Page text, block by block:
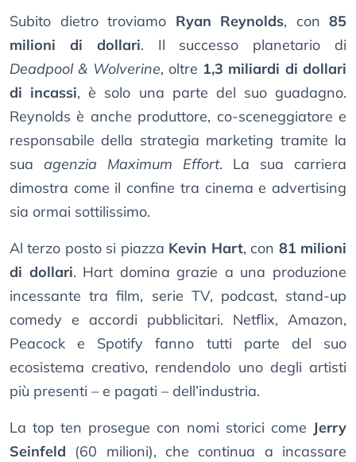
Subito dietro troviamo Ryan Reynolds, con 85
milioni di dollari. Il successo planetario di
Deadpool & Wolverine, oltre 1,3 miliardi di dollari
di incassi, è solo una parte del suo guadagno.
Reynolds è anche produttore, co-sceneggiatore e
responsabile della strategia marketing tramite la
sua agenzia Maximum Effort. La sua carriera
dimostra come il confine tra cinema e advertising
sia ormai sottilissimo.
Al terzo posto si piazza Kevin Hart, con 81 milioni
di dollari. Hart domina grazie a una produzione
incessante tra film, serie TV, podcast, stand-up
comedy e accordi pubblicitari. Netflix, Amazon,
Peacock e Spotify fanno tutti parte del suo
ecosistema creativo, rendendolo uno degli artisti
più presenti – e pagati – dell’industria.
La top ten prosegue con nomi storici come Jerry
Seinfeld (60 milioni), che continua a incassare